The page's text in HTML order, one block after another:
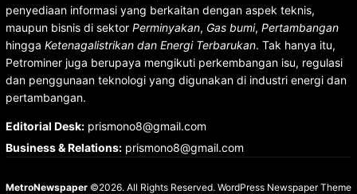
penyediaan informasi yang berkaitan dengan aspek teknis,
maupun bisnis di sektor Perminyakan, Gas bumi, Pertambangan
hingga Ketenagalistrikan dan Energi Terbarukan. Tak hanya itu,
Petrominer juga berupaya mengikuti perkembangan isu, regulasi
dan penggunaan teknologi yang digunakan di industri energi dan
pertambangan.
Editorial Desk:prismono8@gmail.com
Business & Relations:prismono8@gmail.com
MetroNewspaper©2026. All Rights Reserved. WordPress Newspaper Theme